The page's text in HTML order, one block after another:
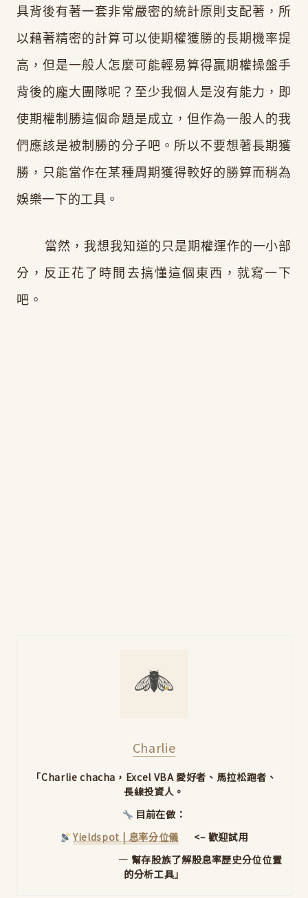
具背後有著一套非常嚴密的統計原則支配著，所
以藉著精密的計算可以使期權獲勝的長期機率提
高，但是一般人怎麼可能輕易算得嬴期權操盤手
背後的龐大團隊呢？至少我個人是沒有能力，即
使期權制勝這個命題是成立，但作為一般人的我
們應該是被制勝的分子吧。所以不要想著長期獲
勝，只能當作在某種周期獲得較好的勝算而稍為
娛樂一下的工具。
當然，我想我知道的只是期權運作的一小部
分，反正花了時間去搞懂這個東西，就寫一下
吧。
Charlie
「Charlie chacha，Excel VBA 愛好者、馬拉松跑者、
長線投資人。
目前在做：
Yieldspot | 息率分位儀 <– 歡迎試用
— 幫存股族了解股息率歷史分位位置
的分析工具」